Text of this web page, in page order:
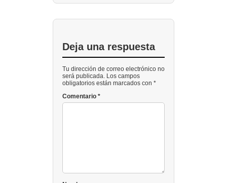
Deja una respuesta
Tu dirección de correo electrónico no
será publicada. Los campos
obligatorios están marcados con *
Comentario *